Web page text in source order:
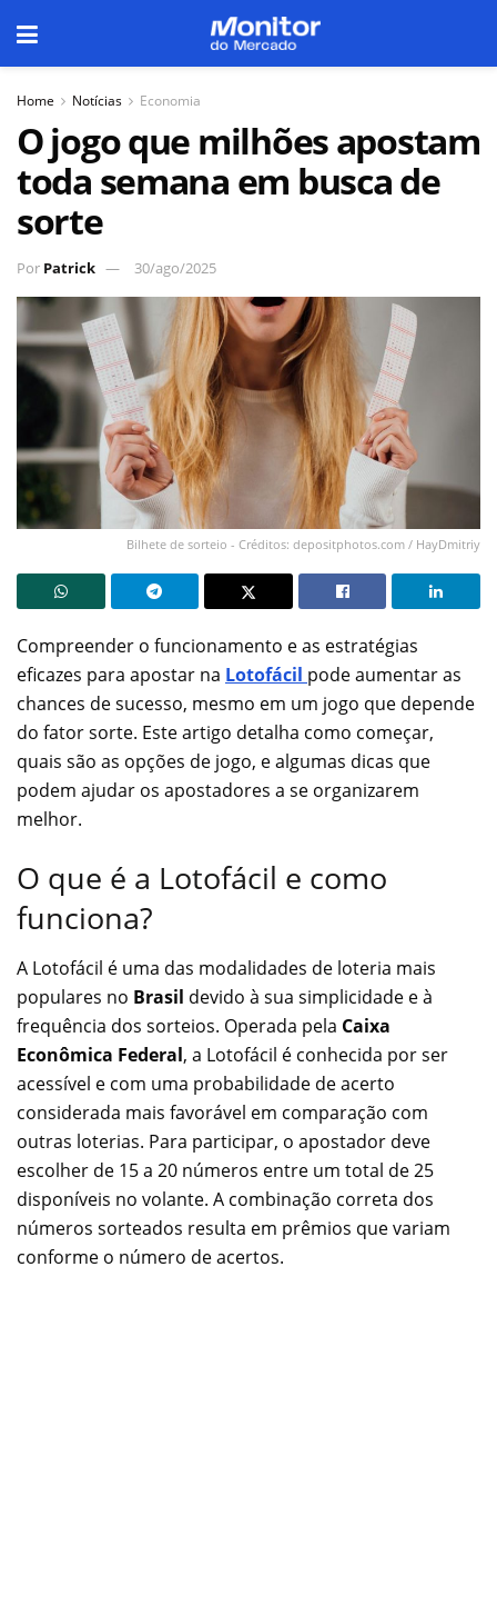
Home Notícias Economia
O jogo que milhões apostam
toda semana em busca de
sorte
Por Patrick 30/ago/2025
Bilhete de sorteio - Créditos: depositphotos.com / HayDmitriy
Compreender o funcionamento e as estratégias
eficazes para apostar na Lotofácil pode aumentar as
chances de sucesso, mesmo em um jogo que depende
do fator sorte. Este artigo detalha como começar,
quais são as opções de jogo, e algumas dicas que
podem ajudar os apostadores a se organizarem
melhor.
O que é a Lotofácil e como
funciona?
A Lotofácil é uma das modalidades de loteria mais
populares no Brasil devido à sua simplicidade e à
frequência dos sorteios. Operada pela Caixa
Econômica Federal, a Lotofácil é conhecida por ser
acessível e com uma probabilidade de acerto
considerada mais favorável em comparação com
outras loterias. Para participar, o apostador deve
escolher de 15 a 20 números entre um total de 25
disponíveis no volante. A combinação correta dos
números sorteados resulta em prêmios que variam
conforme o número de acertos.